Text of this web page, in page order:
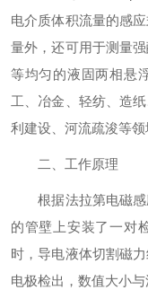
电介质体积流量的感
量外，还可用于测量
等均匀的液固两相悬
工、冶金、轻纺、造
利建设、河流疏浚等领
二、工作原理
根据法拉第电磁感
的管壁上安装了一对
时，导电液体切割磁
电极检出，数值大小